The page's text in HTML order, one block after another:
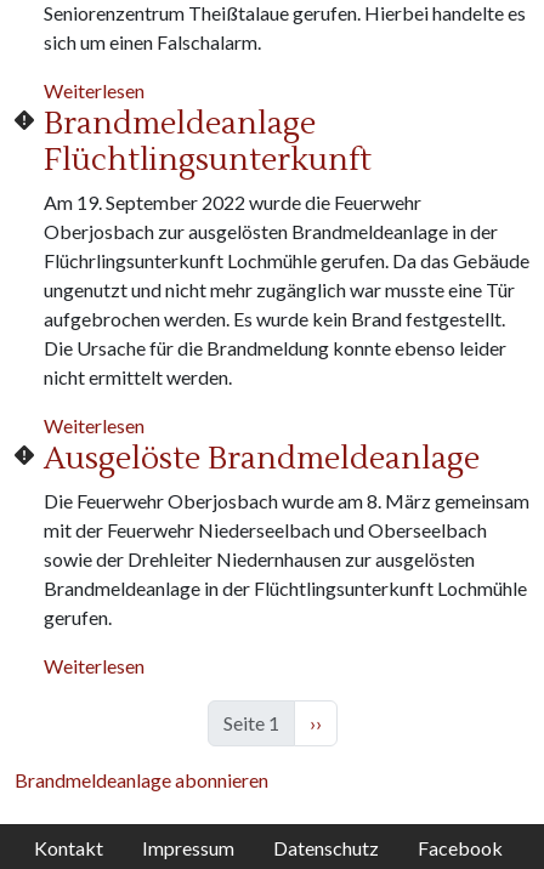
Seniorenzentrum Theißtalaue gerufen. Hierbei handelte es
sich um einen Falschalarm.
Weiterlesenüber Ausgelöste Brandmeldeanalage
Brandmeldeanlage
Flüchtlingsunterkunft
Am 19. September 2022 wurde die Feuerwehr
Oberjosbach zur ausgelösten Brandmeldeanlage in der
Flüchrlingsunterkunft Lochmühle gerufen. Da das Gebäude
ungenutzt und nicht mehr zugänglich war musste eine Tür
aufgebrochen werden. Es wurde kein Brand festgestellt.
Die Ursache für die Brandmeldung konnte ebenso leider
nicht ermittelt werden.
Weiterlesenüber Brandmeldeanlage Flüchtlingsunterkunft
Ausgelöste Brandmeldeanlage
Die Feuerwehr Oberjosbach wurde am 8. März gemeinsam
mit der Feuerwehr Niederseelbach und Oberseelbach
sowie der Drehleiter Niedernhausen zur ausgelösten
Brandmeldeanlage in der Flüchtlingsunterkunft Lochmühle
gerufen.
Weiterlesenüber Ausgelöste Brandmeldeanlage
Seite 1 Nächste Seite
››
Brandmeldeanlage abonnieren
Kontakt Impressum Datenschutz Facebook